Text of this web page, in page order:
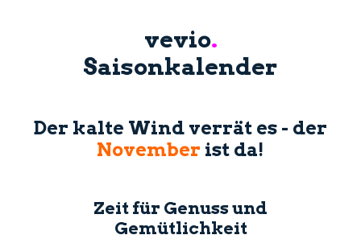
vevio.
Saisonkalender
Der kalte Wind verrät es - der
November ist da!
Zeit für Genuss und
Gemütlichkeit